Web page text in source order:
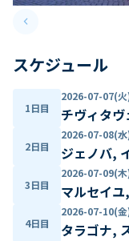
keyboard_arrow_leftPrevious slide
スケジュール
1日目
2026-07-07(
チヴィタ
2日目
2026-07-08(
ジェノバ,
3日目
2026-07-09(
マルセイ
4日目
2026-07-10(
タラゴナ,